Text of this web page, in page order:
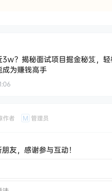
3w？揭秘面试项目掘金秘笈，
为赚钱高手
作者 M 管理员
友，感谢参与互动！